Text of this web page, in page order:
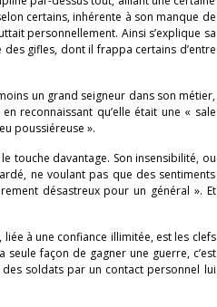
certains, inhérente à son manque de
personnellement. Ainsi s’explique sa
gifles, dont il frappa certains d’entre
un grand seigneur dans son métier,
reconnaissant qu’elle était une « sale
poussiéreuse ».
touche davantage. Son insensibilité, ou
ne voulant pas que des sentiments
désastreux pour un général ». Et
à une confiance illimitée, est les clefs
façon de gagner une guerre, c’est
soldats par un contact personnel lui